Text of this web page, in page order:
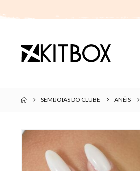
SEMIJOIAS DO CLUBE ANÉIS